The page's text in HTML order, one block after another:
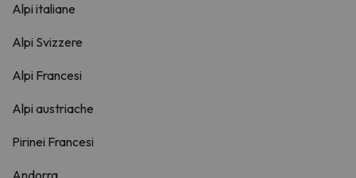
Alpi italiane
Alpi Svizzere
Alpi Francesi
Alpi austriache
Pirinei Francesi